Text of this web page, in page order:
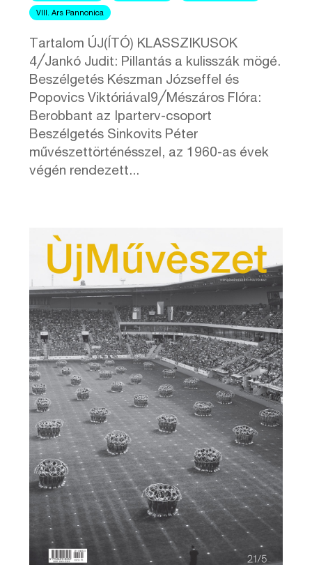
VIII. Ars Pannonica
Tartalom ÚJ(ÍTÓ) KLASSZIKUSOK
4╱Jankó Judit: Pillantás a kulisszák mögé.
Beszélgetés Készman Józseffel és
Popovics Viktóriával9╱Mészáros Flóra:
Berobbant az Iparterv-csoport
Beszélgetés Sinkovits Péter
művészettörténésszel, az 1960-as évek
végén rendezett...